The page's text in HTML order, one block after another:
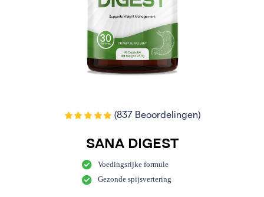
(837 Beoordelingen)
SANA DIGEST
Voedingsrijke formule
Gezonde spijsvertering